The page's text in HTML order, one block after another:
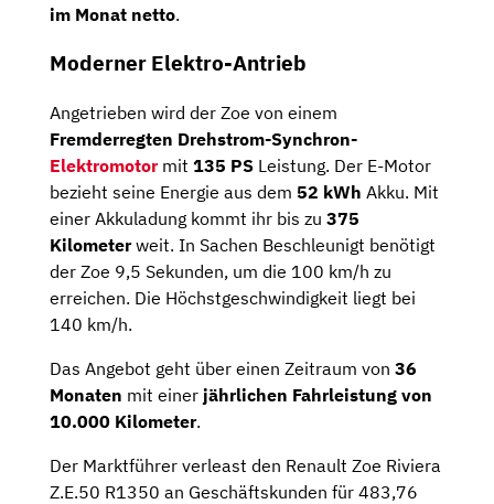
im Monat netto.
Moderner Elektro-Antrieb
Angetrieben wird der Zoe von einem
Fremderregten Drehstrom-Synchron-
Elektromotormit 135 PS Leistung. Der E-Motor
bezieht seine Energie aus dem 52 kWh Akku. Mit
einer Akkuladung kommt ihr bis zu 375
Kilometerweit. In Sachen Beschleunigt benötigt
der Zoe 9,5 Sekunden, um die 100 km/h zu
erreichen. Die Höchstgeschwindigkeit liegt bei
140 km/h.
Das Angebot geht über einen Zeitraum von 36
Monaten mit einer jährlichen Fahrleistung von
10.000 Kilometer.
Der Marktführer verleast den Renault Zoe Riviera
Z.E.50 R1350 an Geschäftskunden für 483,76